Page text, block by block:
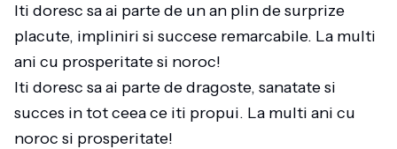
Iti doresc sa ai parte de un an plin de surprize
placute, impliniri si succese remarcabile. La multi
ani cu prosperitate si noroc!
Iti doresc sa ai parte de dragoste, sanatate si
succes in tot ceea ce iti propui. La multi ani cu
noroc si prosperitate!